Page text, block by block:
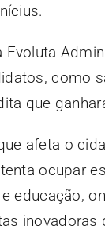
como
que
afeta o
ocupar
educação,
inovadoras